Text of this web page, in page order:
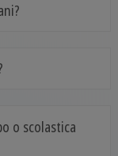
o scolastica